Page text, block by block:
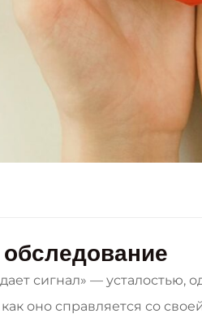
сигнал» — усталостью,
оно справляется со